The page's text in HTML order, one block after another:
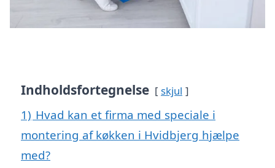
Indholdsfortegnelse skjul
1) Hvad kan et firma med speciale i
montering af køkken i Hvidbjerg hjælpe
med?